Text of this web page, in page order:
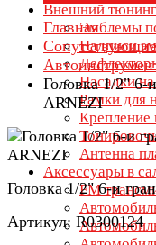
Внешний тюнинг
Эмблемы
Надписи
Насадки
Рамки для
Крепление
Антенна
Аксессуары в
FM
Главная
Головка 1/2" 6-
ARNEZI
Головка 1/2" 6-и
Артикул: R0300124